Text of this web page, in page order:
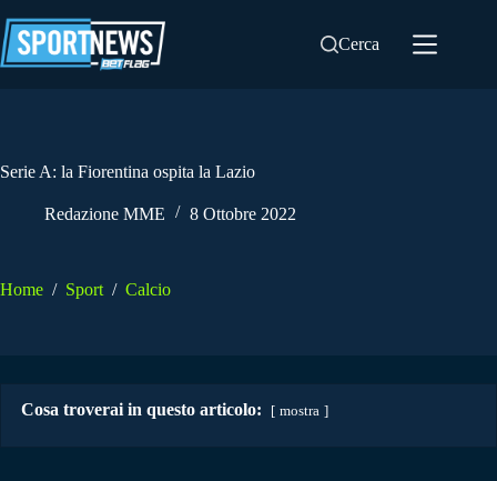
al
contenuto
Cerca
Serie A: la Fiorentina ospita la Lazio
Redazione MME 8 Ottobre 2022
Home / Sport / Calcio
Cosa troverai in questo articolo: mostra